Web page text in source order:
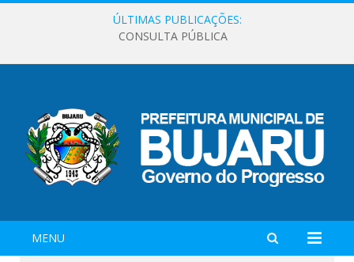
ÚLTIMAS PUBLICAÇÕES:
CONSULTA PÚBLICA
MENU